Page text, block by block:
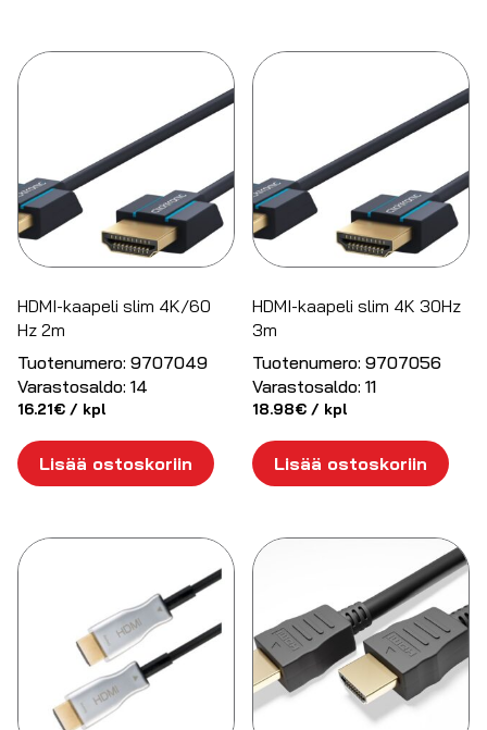
HDMI-kaapeli slim 4K/60
Hz 2m
Tuotenumero: 9707049
Varastosaldo: 14
16.21€ / kpl
Lisää ostoskoriin
HDMI-kaapeli slim 4K 30Hz
3m
Tuotenumero: 9707056
Varastosaldo: 11
18.98€ / kpl
Lisää ostoskoriin